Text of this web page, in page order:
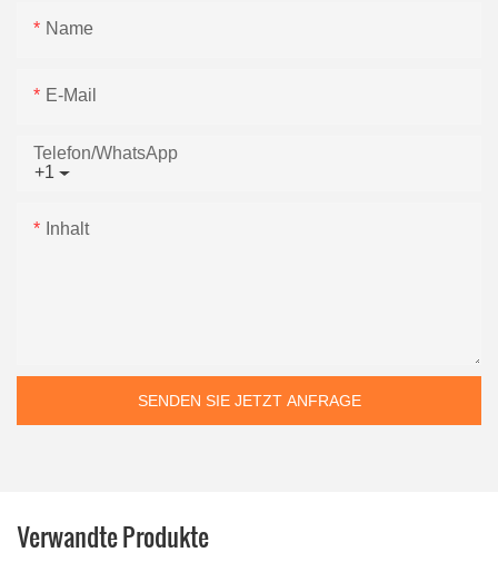
Name
E-Mail
+1
Telefon/WhatsApp
Inhalt
SENDEN SIE JETZT ANFRAGE
Verwandte Produkte